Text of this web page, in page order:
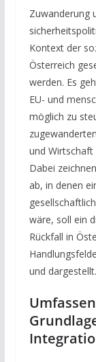
Zuwanderung
Kontext der
Österreich
werden. Es
EU- und
möglich zu
und
Dabei
ab, in denen
wäre, soll ein
Rückfall in
und dargestellt.